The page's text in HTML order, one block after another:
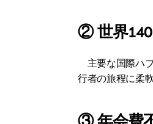
② 世界140
主要な国際ハ
行者の旅程に柔